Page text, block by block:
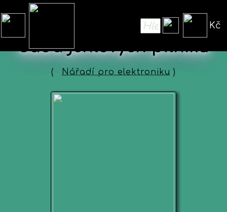
Kč
Sada jehlových pilníků
( Nářadí pro elektroniku )